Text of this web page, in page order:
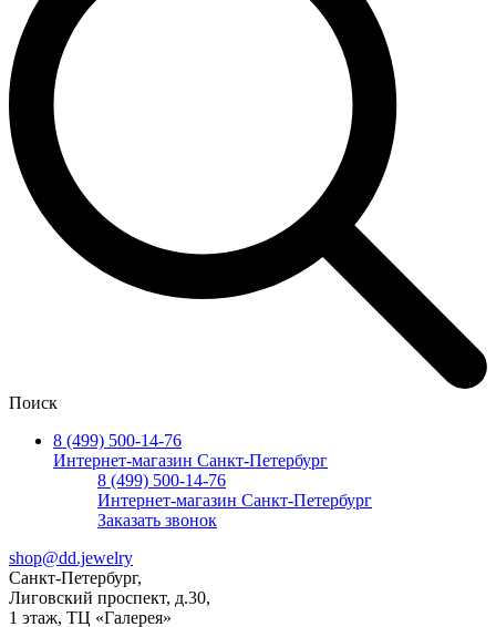
Поиск
8 (499) 500-14-76
Интернет-магазин Санкт-Петербург
8 (499) 500-14-76
Интернет-магазин Санкт-Петербург
Заказать звонок
shop@dd.jewelry
Санкт-Петербург,
Лиговский проспект, д.30,
1 этаж, ТЦ «Галерея»